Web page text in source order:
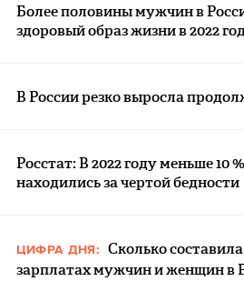
Более половины мужчин в
здоровый образ жизни в 2022
В России резко выросла
Росстат: В 2022 году меньше 10
находились за чертой бедности
ЦИФРА ДНЯ: Сколько
зарплатах мужчин и женщин в